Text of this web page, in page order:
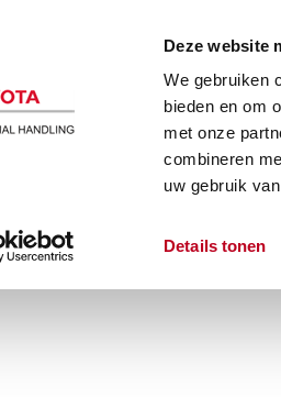
Deze website
We gebruiken
bieden en om
met onze
combineren
uw gebruik
Details tonen
Magazijn en heftrucks
Orderverzameltruck
BT Optio 1,2 ton met